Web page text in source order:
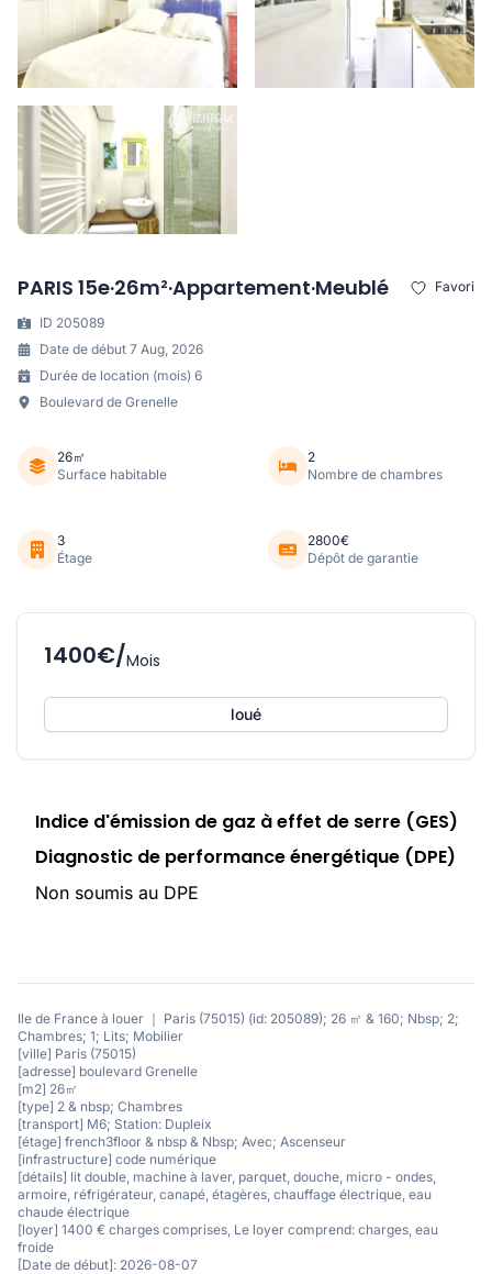
PARIS 15e·26m²·Appartement·Meublé Favori
ID 205089
Date de début 7 Aug, 2026
Durée de location (mois) 6
Boulevard de Grenelle
26㎡
Surface habitable
2
Nombre de chambres
3
Étage
2800€
Dépôt de garantie
1400€/Mois
loué
Indice d'émission de gaz à effet de serre (GES)
Diagnostic de performance énergétique (DPE)
Non soumis au DPE
Ile de France à louer ｜ Paris (75015) (id: 205089); 26 ㎡ & 160; Nbsp; 2;
Chambres; 1; Lits; Mobilier
[ville] Paris (75015)
[adresse] boulevard Grenelle
[m2] 26㎡
[type] 2 & nbsp; Chambres
[transport] M6; Station: Dupleix
[étage] french3floor & nbsp & Nbsp; Avec; Ascenseur
[infrastructure] code numérique
[détails] lit double, machine à laver, parquet, douche, micro - ondes,
armoire, réfrigérateur, canapé, étagères, chauffage électrique, eau
chaude électrique
[loyer] 1400 € charges comprises, Le loyer comprend: charges, eau
froide
[Date de début]: 2026-08-07